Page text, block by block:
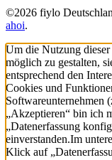
©2026 fiylo
ahoi.
Um die Nutzung
möglich zu gestalten,
entsprechend den
Cookies und
Softwareunternehmen
„Akzeptieren“ bin ich
„Datenerfassung
einverstanden.Im
Klick auf